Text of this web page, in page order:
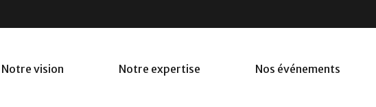
Notre vision Notre expertise Nos événements